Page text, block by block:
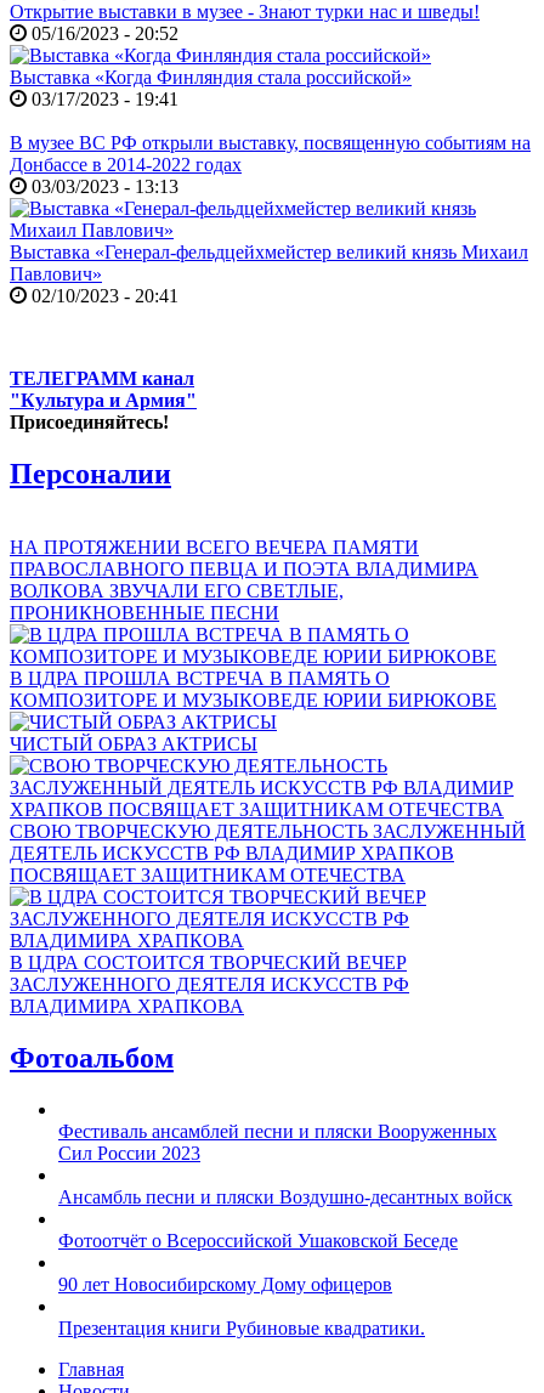
Открытие выставки в музее - Знают турки нас и шведы!
05/16/2023 - 20:52
Выставка «Когда Финляндия стала российской»
03/17/2023 - 19:41
В музее ВС РФ открыли выставку, посвященную событиям на
Донбассе в 2014-2022 годах
03/03/2023 - 13:13
Выставка «Генерал-фельдцейхмейстер великий князь Михаил
Павлович»
02/10/2023 - 20:41
ТЕЛЕГРАММ канал
"Культура и Армия"
Присоединяйтесь!
Персоналии
НА ПРОТЯЖЕНИИ ВСЕГО ВЕЧЕРА ПАМЯТИ
ПРАВОСЛАВНОГО ПЕВЦА И ПОЭТА ВЛАДИМИРА
ВОЛКОВА ЗВУЧАЛИ ЕГО СВЕТЛЫЕ,
ПРОНИКНОВЕННЫЕ ПЕСНИ
В ЦДРА ПРОШЛА ВСТРЕЧА В ПАМЯТЬ О
КОМПОЗИТОРЕ И МУЗЫКОВЕДЕ ЮРИИ БИРЮКОВЕ
ЧИСТЫЙ ОБРАЗ АКТРИСЫ
СВОЮ ТВОРЧЕСКУЮ ДЕЯТЕЛЬНОСТЬ ЗАСЛУЖЕННЫЙ
ДЕЯТЕЛЬ ИСКУССТВ РФ ВЛАДИМИР ХРАПКОВ
ПОСВЯЩАЕТ ЗАЩИТНИКАМ ОТЕЧЕСТВА
В ЦДРА СОСТОИТСЯ ТВОРЧЕСКИЙ ВЕЧЕР
ЗАСЛУЖЕННОГО ДЕЯТЕЛЯ ИСКУССТВ РФ
ВЛАДИМИРА ХРАПКОВА
Фотоальбом
Фестиваль ансамблей песни и пляски Вооруженных
Сил России 2023
Ансамбль песни и пляски Воздушно-десантных войск
Фотоотчёт о Всероссийской Ушаковской Беседе
90 лет Новосибирскому Дому офицеров
Презентация книги Рубиновые квадратики.
Главная